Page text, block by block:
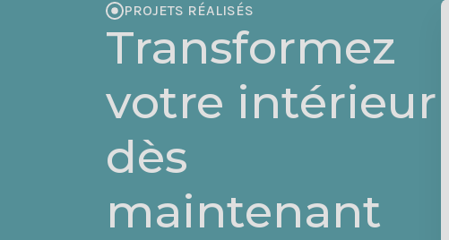
PROJETS RÉALISÉS
Transformez
votre intérieur
dès
maintenant